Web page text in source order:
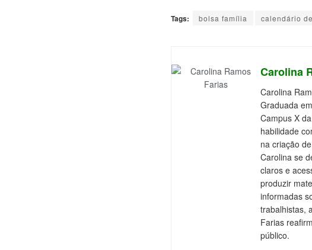
Tags: bolsa família calendário
Carolina
Carolina
Graduada
Campus X
habilidade
na criação
Carolina se
claros e
produzir
informadas
trabalhistas,
Farias
público.